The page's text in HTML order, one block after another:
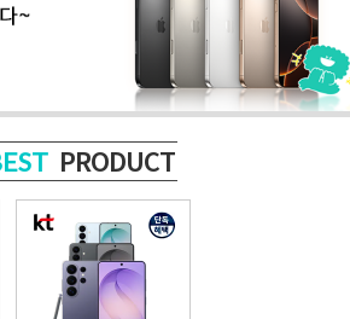
PRODUCT